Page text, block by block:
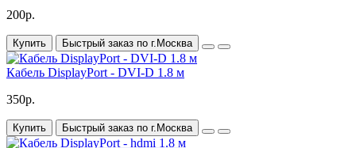
200р.
Купить Быстрый заказ по г.Москва
Кабель DisplayPort - DVI-D 1.8 м
350р.
Купить Быстрый заказ по г.Москва